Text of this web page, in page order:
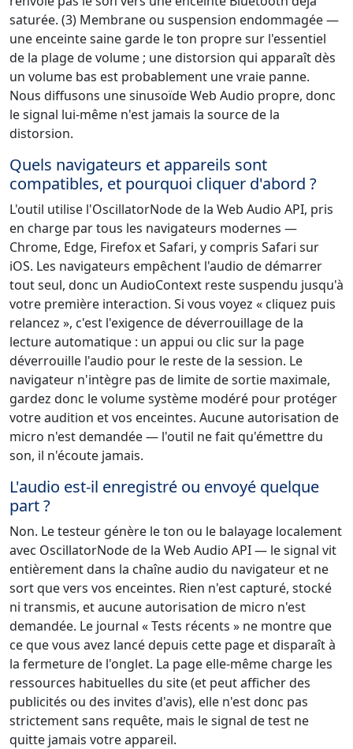
saturée. (3) Membrane ou suspension endommagée —
une enceinte saine garde le ton propre sur l'essentiel
de la plage de volume ; une distorsion qui apparaît dès
un volume bas est probablement une vraie panne.
Nous diffusons une sinusoïde Web Audio propre, donc
le signal lui-même n'est jamais la source de la
distorsion.
Quels navigateurs et appareils sont
compatibles, et pourquoi cliquer d'abord ?
L'outil utilise l'OscillatorNode de la Web Audio API, pris
en charge par tous les navigateurs modernes —
Chrome, Edge, Firefox et Safari, y compris Safari sur
iOS. Les navigateurs empêchent l'audio de démarrer
tout seul, donc un AudioContext reste suspendu jusqu'à
votre première interaction. Si vous voyez « cliquez puis
relancez », c'est l'exigence de déverrouillage de la
lecture automatique : un appui ou clic sur la page
déverrouille l'audio pour le reste de la session. Le
navigateur n'intègre pas de limite de sortie maximale,
gardez donc le volume système modéré pour protéger
votre audition et vos enceintes. Aucune autorisation de
micro n'est demandée — l'outil ne fait qu'émettre du
son, il n'écoute jamais.
L'audio est-il enregistré ou envoyé quelque
part ?
Non. Le testeur génère le ton ou le balayage localement
avec OscillatorNode de la Web Audio API — le signal vit
entièrement dans la chaîne audio du navigateur et ne
sort que vers vos enceintes. Rien n'est capturé, stocké
ni transmis, et aucune autorisation de micro n'est
demandée. Le journal « Tests récents » ne montre que
ce que vous avez lancé depuis cette page et disparaît à
la fermeture de l'onglet. La page elle-même charge les
ressources habituelles du site (et peut afficher des
publicités ou des invites d'avis), elle n'est donc pas
strictement sans requête, mais le signal de test ne
quitte jamais votre appareil.